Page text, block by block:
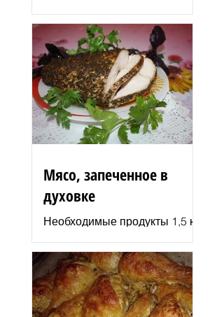
Блинные розы 1,5 стакана
муки 200 г вишен 125 мл
сыворотки 100 г сгущенного
молока 2 яйца 3 ст. л.
растительного масла 1 ст. л.
сахара...
Мясо, запеченное в
духовке
Необходимые продукты 1,5 кг
паприка смесь сухих
итальянских трав черный
молотый перец 2–3 ст. л.
растительного...